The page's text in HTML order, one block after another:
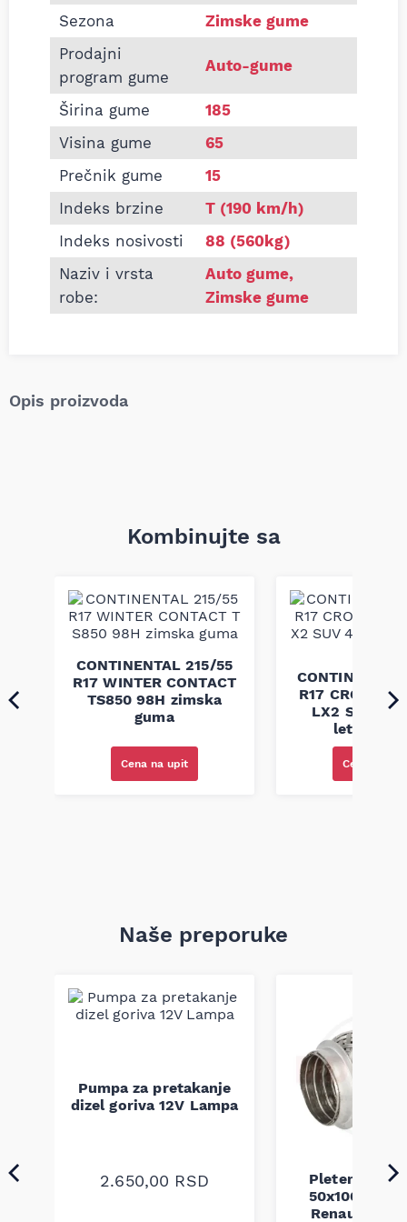
Sezona
Zimske gume
Prodajni
program gume
Auto-gume
Širina gume
185
Visina gume
65
Prečnik gume
15
Indeks brzine
T (190 km/h)
Indeks nosivosti
88 (560kg)
Naziv i vrsta
robe:
Auto gume,
Zimske gume
Opis proizvoda
Kombinujte sa
CONTINENTAL 215/55
R17 WINTER CONTACT
TS850 98H zimska
guma
Cena na upit
R17 CROSS
LX2 SUV
letnja
Cena na
Naše preporuke
Pumpa za pretakanje
dizel goriva 12V Lampa
2.650,00 RSD
Pletenica
50x100 Audi
Renault